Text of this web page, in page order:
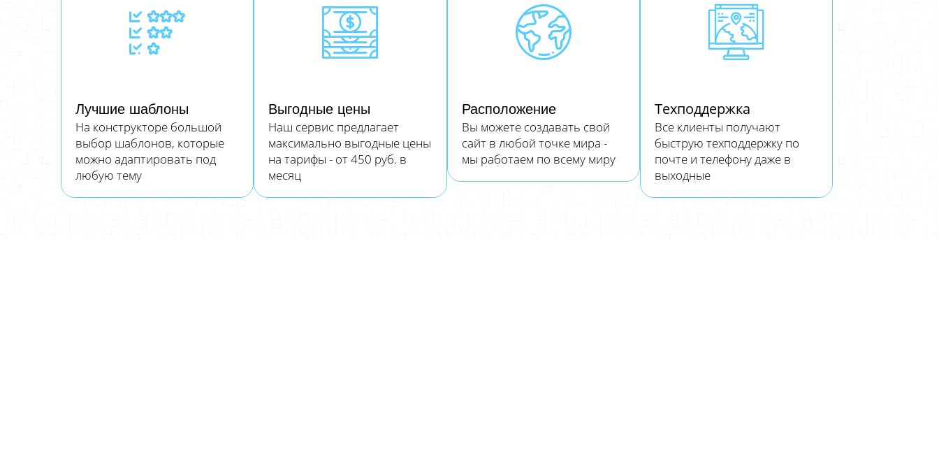
Лучшие шаблоны
На конструкторе большой
выбор шаблонов, которые
можно адаптировать под
любую тему
Выгодные цены
Наш сервис предлагает
максимально выгодные цены
на тарифы - от 450 руб. в
месяц
Расположение
Вы можете создавать свой
сайт в любой точке мира -
мы работаем по всему миру
Техподдержка
Все клиенты получают
быструю техподдержку по
почте и телефону даже в
выходные